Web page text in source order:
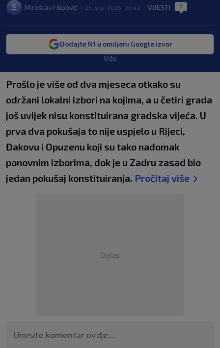
Miroslav Filipović 25. srp. 2025. 06:42 VIJESTI 1
Dodajte N1 u omiljeni Google izvor
Više
Prošlo je više od dva mjeseca otkako su
održani lokalni izbori na kojima, a u četiri grada
još uvijek nisu konstituirana gradska vijeća. U
prva dva pokušaja to nije uspjelo u Rijeci,
Đakovu i Opuzenu koji su tako nadomak
ponovnim izborima, dok je u Zadru zasad bio
jedan pokušaj konstituiranja. Pročitaj više
Oglas